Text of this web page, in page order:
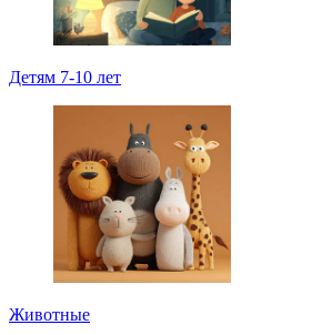
Детям 7-10 лет
Животные